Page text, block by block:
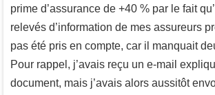
prime d’assurance de +40 % par le fait
relevés d’information de mes assureurs
pas été pris en compte, car il manquait
Pour rappel, j’avais reçu un e-mail
document, mais j’avais alors aussitôt